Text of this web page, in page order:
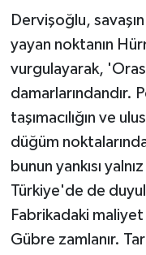
Dervişoğlu,
yayan noktanın
vurgulayarak,
damarlarındandır.
taşımacılığın ve
düğüm
bunun yankısı
Türkiye'de de
Fabrikadaki maliyet
Gübre zamlanır.